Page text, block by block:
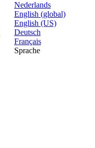
Nederlands
English (global)
English (US)
Deutsch
Français
Sprache